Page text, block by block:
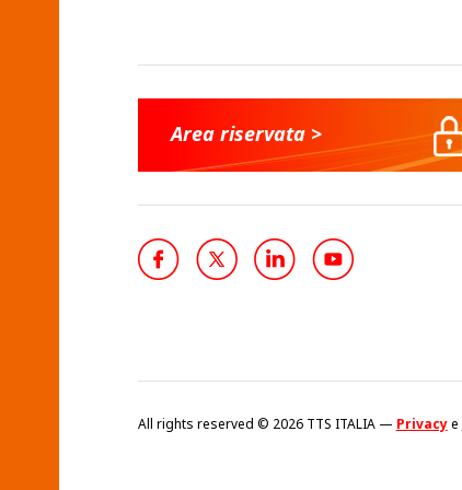
Area riservata >
All rights reserved © 2026 TTS ITALIA — Privacye